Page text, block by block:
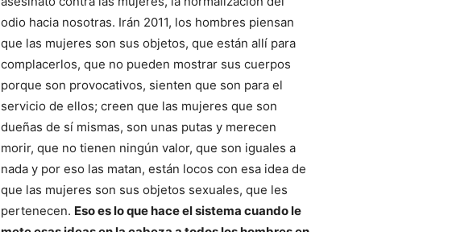
odio hacia nosotras. Irán 2011, los hombres piensan
que las mujeres son sus objetos, que están allí para
complacerlos, que no pueden mostrar sus cuerpos
porque son provocativos, sienten que son para el
servicio de ellos; creen que las mujeres que son
dueñas de sí mismas, son unas putas y merecen
morir, que no tienen ningún valor, que son iguales a
nada y por eso las matan, están locos con esa idea de
que las mujeres son sus objetos sexuales, que les
pertenecen. Eso es lo que hace el sistema cuando le